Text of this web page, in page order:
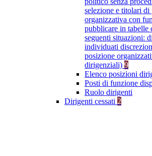
selezione e titolari di
organizzativa con
pubblicare in tabelle
seguenti situazioni:
individuati
posizione
dirigenziali) 9
Elenco posizioni
Posti di funzione
Ruolo dirigenti
Dirigenti cessati 2